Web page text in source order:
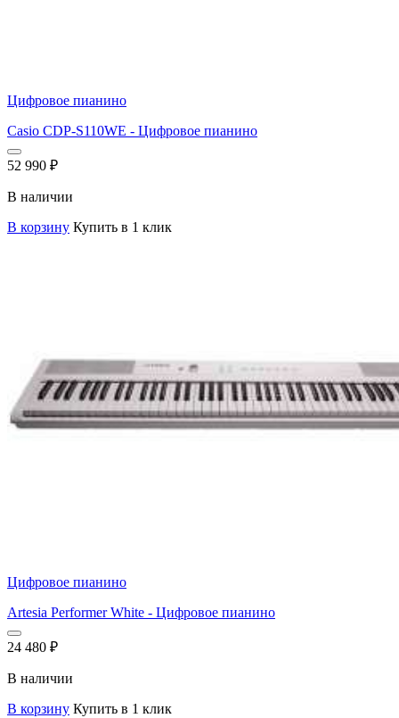
Цифровое пианино
Casio CDP-S110WE - Цифровое пианино
52 990 ₽
В наличии
В корзину Купить в 1 клик
Цифровое пианино
Artesia Performer White - Цифровое пианино
24 480 ₽
В наличии
В корзину Купить в 1 клик